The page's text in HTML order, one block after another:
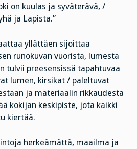
on kuulas ja syväterävä, /
ja Lapista.”
yllättäen sijoittaa
runokuvan vuorista, lumesta
tulvii preesensissä tapahtuvaa
lumen, kirsikat / paleltuvat
ja materiaalin rikkaudesta
kokijan keskipiste, jota kaikki
kiertää.
herkeämättä, maailma ja